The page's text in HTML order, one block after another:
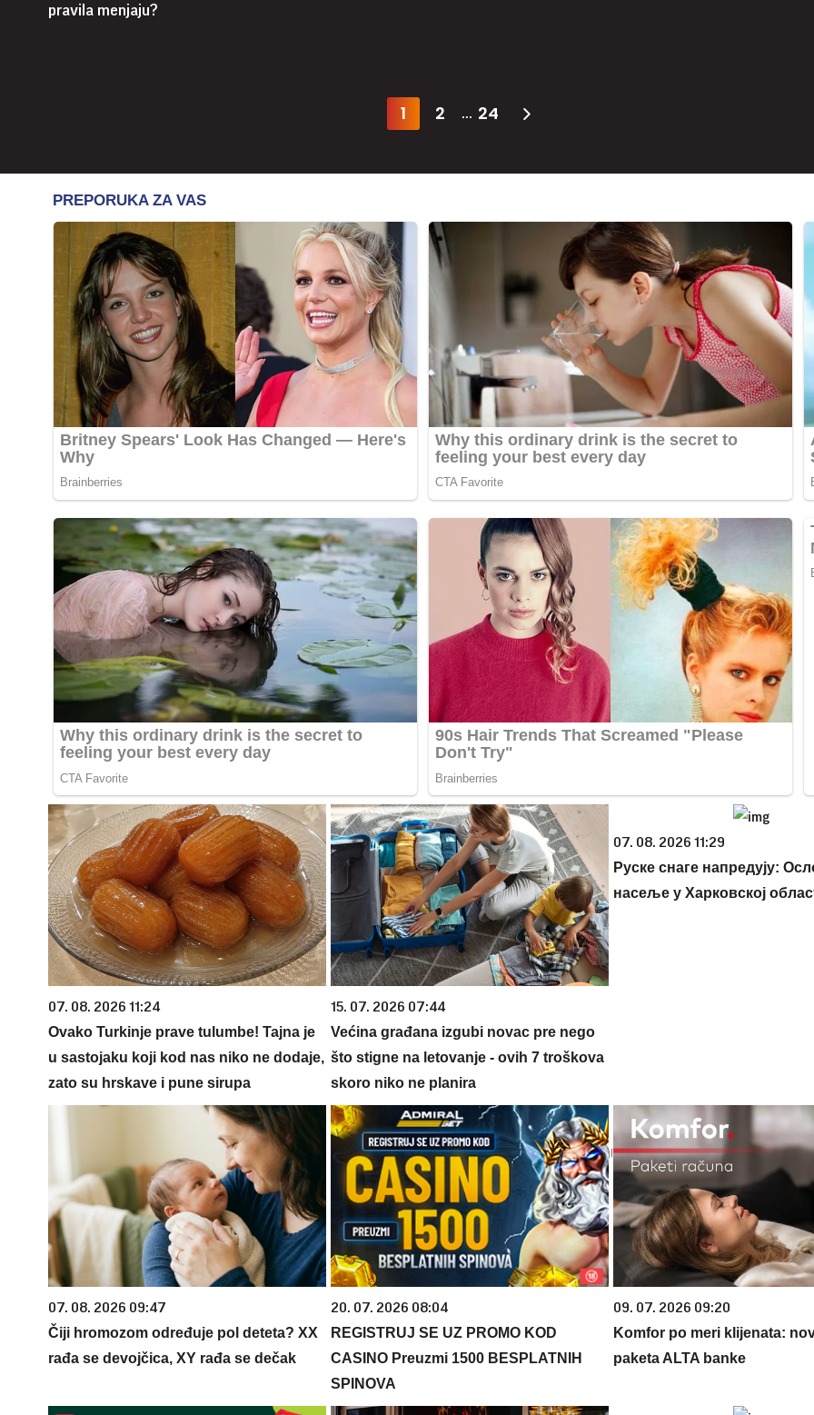
pravila menjaju?
1 2 ... 24
07. 08. 2026 11:24
Ovako Turkinje prave tulumbe! Tajna je
u sastojaku koji kod nas niko ne dodaje,
zato su hrskave i pune sirupa
15. 07. 2026 07:44
Većina građana izgubi novac pre nego
što stigne na letovanje - ovih 7 troškova
skoro niko ne planira
07. 08. 2026 11:29
Руске снаге напредују:
насеље у Харковској
07. 08. 2026 09:47
Čiji hromozom određuje pol deteta? XX
rađa se devojčica, XY rađa se dečak
20. 07. 2026 08:04
REGISTRUJ SE UZ PROMO KOD
CASINO Preuzmi 1500 BESPLATNIH
SPINOVA
09. 07. 2026 09:20
Komfor po meri klijenata:
paketa ALTA banke